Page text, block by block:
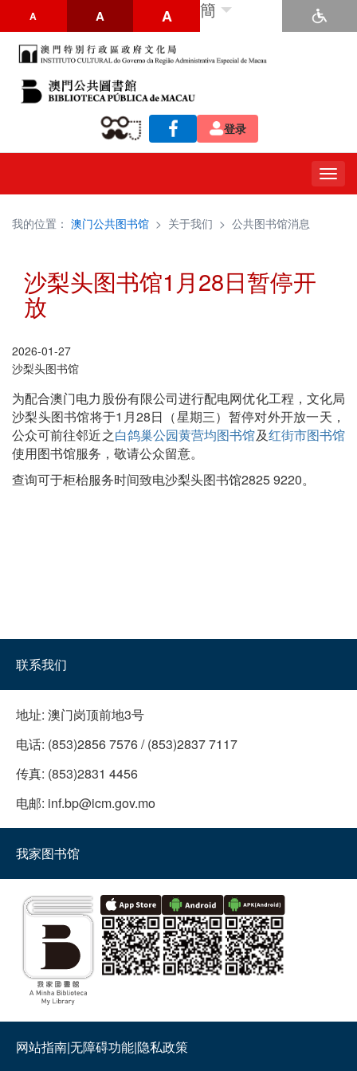
A A A 簡
登录
我的位置： 澳门公共图书馆 > 关于我们 > 公共图书馆消息
沙梨头图书馆1月28日暂停开
放
2026-01-27
沙梨头图书馆
为配合澳门电力股份有限公司进行配电网优化工程，文化局
沙梨头图书馆将于1月28日（星期三）暂停对外开放一天，
公众可前往邻近之白鸽巢公园黄营均图书馆及红街市图书馆
使用图书馆服务，敬请公众留意。
查询可于柜枱服务时间致电沙梨头图书馆2825 9220。
联系我们
地址: 澳门岗顶前地3号
电话: (853)2856 7576 / (853)2837 7117
传真: (853)2831 4456
电邮: inf.bp@icm.gov.mo
我家图书馆
网站指南|无障碍功能|隐私政策